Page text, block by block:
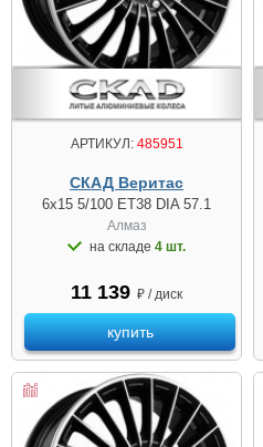
АРТИКУЛ:485951
СКАД Веритас
6x15 5/100 ET38 DIA 57.1
Алмаз
на складе 4 шт.
11 139 ₽ / диск
купить